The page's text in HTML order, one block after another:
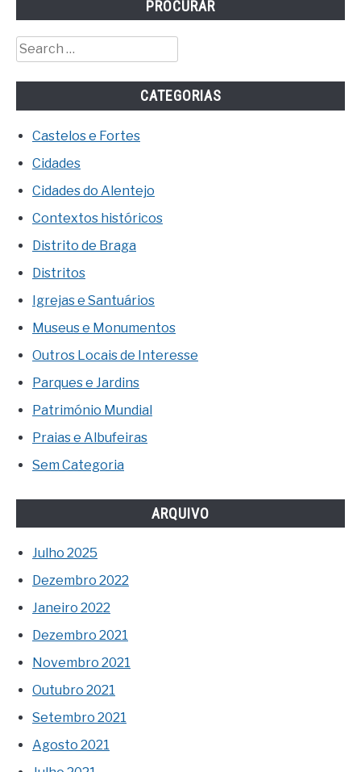
PROCURAR
Search
for:
CATEGORIAS
Castelos e Fortes
Cidades
Cidades do Alentejo
Contextos históricos
Distrito de Braga
Distritos
Igrejas e Santuários
Museus e Monumentos
Outros Locais de Interesse
Parques e Jardins
Património Mundial
Praias e Albufeiras
Sem Categoria
ARQUIVO
Julho 2025
Dezembro 2022
Janeiro 2022
Dezembro 2021
Novembro 2021
Outubro 2021
Setembro 2021
Agosto 2021